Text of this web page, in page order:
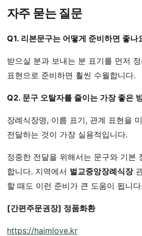
자주 묻는 질문
Q1. 리본문구는 어떻게 준비하면 좋나
받으실 분과 보내는 분 표기를 먼저
표현으로 준비하면 훨씬 수월합니다.
Q2. 문구 오탈자를 줄이는 가장 좋은
장례식장명, 이름 표기, 관계 표현을
전달하는 것이 가장 실용적입니다.
정중한 전달을 위해서는 문구와 기본
합니다. 지역에서 벌교중앙장례식장
할 때도 이런 준비가 큰 도움이 됩니다.
[간편주문권장] 정품화환
https://haimlove.kr